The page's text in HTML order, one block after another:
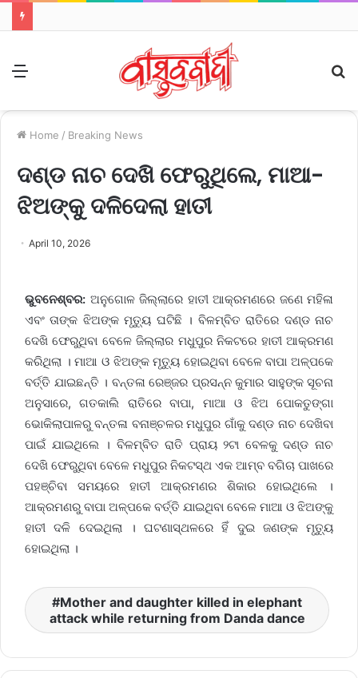
Home / Breaking News
ଦଣ୍ଡ ନାଚ ଦେଖି ଫେରୁଥିଲେ, ମାଆ-
ଝିଅଙ୍କୁ ଦଳିଦେଲା ହାତୀ
April 10, 2026
ଭୁବନେଶ୍ବର: ଅନୁଗୋଳ ଜିଲ୍ଲାରେ ହାତୀ ଆକ୍ରମଣରେ ଜଣେ ମହିଳା
ଏବଂ ତାଙ୍କ ଝିଅଙ୍କ ମୃତ୍ୟୁ ଘଟିଛି । ବିଳମ୍ବିତ ରାତିରେ ଦଣ୍ଡ ନାଚ
ଦେଖି ଫେରୁଥିବା ବେଳେ ଜିଲ୍ଲାର ମଧୁପୁର ନିକଟରେ ହାତୀ ଆକ୍ରମଣ
କରିଥିଲା । ମାଆ ଓ ଝିଅଙ୍କ ମୃତ୍ୟୁ ହୋଇଥିବା ବେଳେ ବାପା ଅଳ୍ପକେ
ବର୍ତ୍ତି ଯାଇଛନ୍ତି । ବନ୍ତଳା ରେଞ୍ଜର ପ୍ରସନ୍ନ କୁମାର ସାହୁଙ୍କ ସୂଚନା
ଅନୁସାରେ, ଗତକାଲି ରାତିରେ ବାପା, ମାଆ ଓ ଝିଅ ପୋକତୁଙ୍ଗା
ଭୋକିଲାପାଳରୁ ବନ୍ତଳା ବନାଞ୍ଚଳର ମଧୁପୁର ଗାଁକୁ ଦଣ୍ଡ ନାଚ ଦେଖିବା
ପାଇଁ ଯାଇଥିଲେ । ବିଳମ୍ବିତ ରାତି ପ୍ରାୟ ୨ଟା ବେଳକୁ ଦଣ୍ଡ ନାଚ
ଦେଖି ଫେରୁଥିବା ବେଳେ ମଧୁପୁର ନିକଟସ୍ଥ ଏକ ଆମ୍ବ ବଗିଚା ପାଖରେ
ପହଞ୍ଚିବା ସମୟରେ ହାତୀ ଆକ୍ରମଣର ଶିକାର ହୋଇଥିଲେ ।
ଆକ୍ରମଣରୁ ବାପା ଅଳ୍ପକେ ବର୍ତ୍ତି ଯାଇଥିବା ବେଳେ ମାଆ ଓ ଝିଅଙ୍କୁ
ହାତୀ ଦଳି ଦେଇଥିଲା । ଘଟଣାସ୍ଥଳରେ ହିଁ ଦୁଇ ଜଣଙ୍କ ମୃତ୍ୟୁ
ହୋଇଥିଲା ।
Mother and daughter killed in elephant
attack while returning from Danda dance